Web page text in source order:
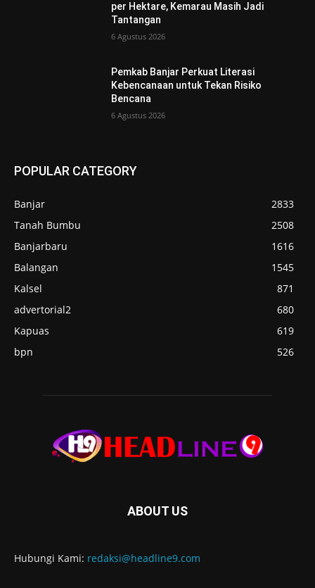
per Hektare, Kemarau Masih Jadi
Tantangan
6 Agustus 2026
Pemkab Banjar Perkuat Literasi
Kebencanaan untuk Tekan Risiko
Bencana
6 Agustus 2026
POPULAR CATEGORY
Banjar
2833
Tanah Bumbu
2508
Banjarbaru
1616
Balangan
1545
Kalsel
871
advertorial2
680
Kapuas
619
bpn
526
ABOUT US
Hubungi Kami: redaksi@headline9.com